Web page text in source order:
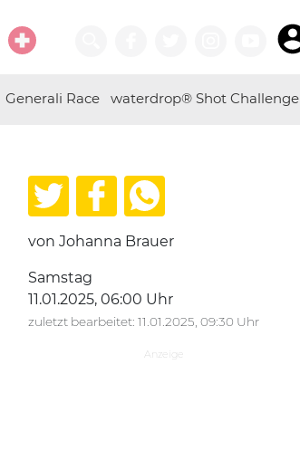
Generali Race waterdrop® Shot Challenge
von Johanna Brauer
Samstag
11.01.2025, 06:00 Uhr
zuletzt bearbeitet: 11.01.2025, 09:30 Uhr